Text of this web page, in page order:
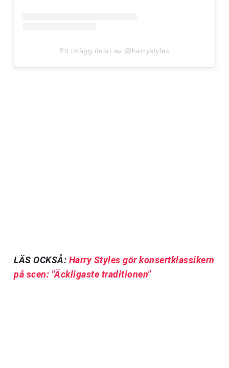
Ett inlägg delat av @harrystyles
LÄS OCKSÅ: Harry Styles gör konsertklassikern
på scen: "Äckligaste traditionen"